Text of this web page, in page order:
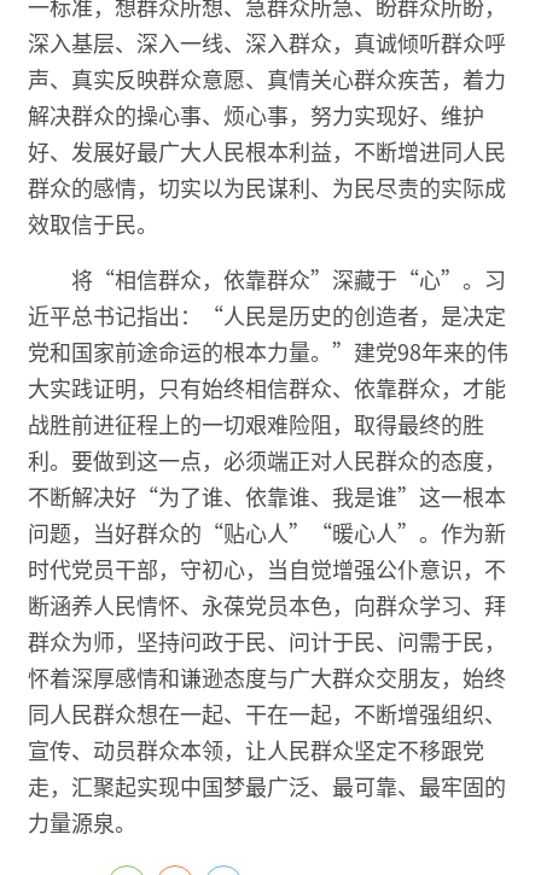
一标准，想群众所想、急群众所急、盼群众所盼，
深入基层、深入一线、深入群众，真诚倾听群众呼
声、真实反映群众意愿、真情关心群众疾苦，着力
解决群众的操心事、烦心事，努力实现好、维护
好、发展好最广大人民根本利益，不断增进同人民
群众的感情，切实以为民谋利、为民尽责的实际成
效取信于民。
将“相信群众，依靠群众”深藏于“心”。习
近平总书记指出：“人民是历史的创造者，是决定
党和国家前途命运的根本力量。”建党98年来的伟
大实践证明，只有始终相信群众、依靠群众，才能
战胜前进征程上的一切艰难险阻，取得最终的胜
利。要做到这一点，必须端正对人民群众的态度，
不断解决好“为了谁、依靠谁、我是谁”这一根本
问题，当好群众的“贴心人”“暖心人”。作为新
时代党员干部，守初心，当自觉增强公仆意识，不
断涵养人民情怀、永葆党员本色，向群众学习、拜
群众为师，坚持问政于民、问计于民、问需于民，
怀着深厚感情和谦逊态度与广大群众交朋友，始终
同人民群众想在一起、干在一起，不断增强组织、
宣传、动员群众本领，让人民群众坚定不移跟党
走，汇聚起实现中国梦最广泛、最可靠、最牢固的
力量源泉。